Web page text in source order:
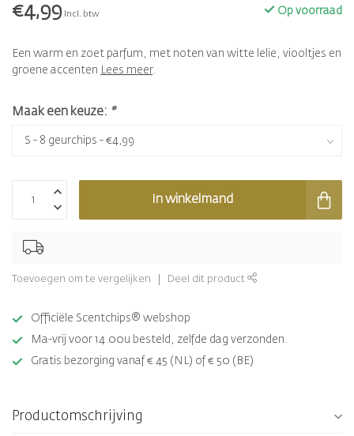
€4,99 Incl. btw Op voorraad
Een warm en zoet parfum, met noten van witte lelie, viooltjes en
groene accenten Lees meer.
Maak een keuze: *
In winkelmand
Toevoegen om te vergelijken Deel dit product
Officiële Scentchips® webshop
Ma-vrij voor 14.00u besteld, zelfde dag verzonden.
Gratis bezorging vanaf € 45 (NL) of € 50 (BE)
Productomschrijving